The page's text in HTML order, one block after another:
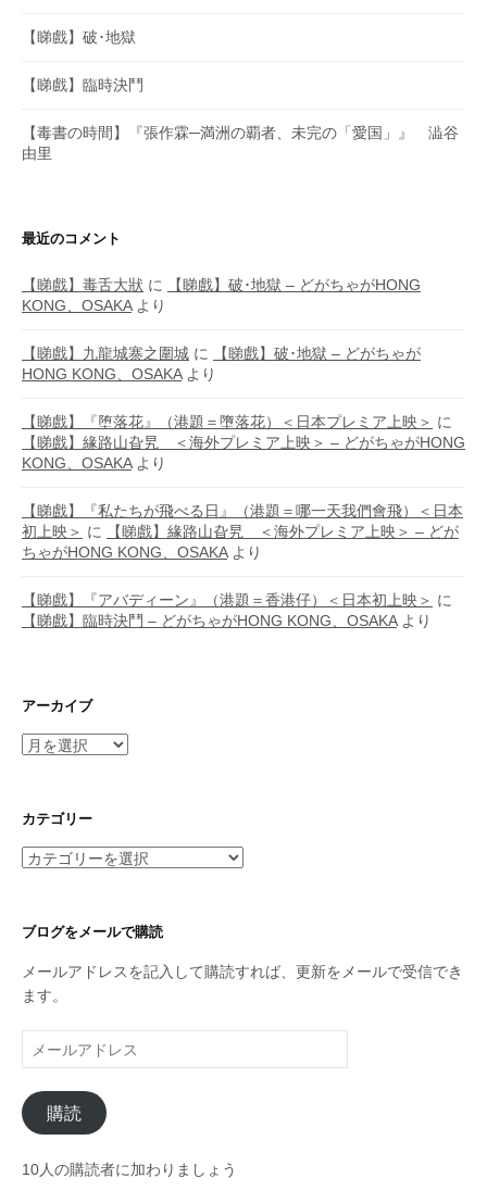
【睇戲】破･地獄
【睇戲】臨時決鬥
【毒書の時間】『張作霖─満洲の覇者、未完の「愛国」』 澁谷
由里
最近のコメント
【睇戲】毒舌大狀 に
【睇戲】破･地獄 – どがちゃがHONG
KONG、OSAKAより
【睇戲】九龍城寨之圍城 に
【睇戲】破･地獄 – どがちゃが
HONG KONG、OSAKAより
【睇戲】『堕落花』（港題＝墮落花）＜日本プレミア上映＞ に
【睇戲】緣路山旮旯 ＜海外プレミア上映＞ – どがちゃがHONG
KONG、OSAKAより
【睇戲】『私たちが飛べる日』（港題＝哪一天我們會飛）＜日本
初上映＞ に
【睇戲】緣路山旮旯 ＜海外プレミア上映＞ – どが
ちゃがHONG KONG、OSAKAより
【睇戲】『アバディーン』（港題＝香港仔）＜日本初上映＞ に
【睇戲】臨時決鬥 – どがちゃがHONG KONG、OSAKAより
アーカイブ
ア
イ
カテゴリー
カ
リ
ブログをメールで購読
メールアドレスを記入して購読すれば、更新をメールで受信でき
ます。
ー
ル
ア
ド
レ
購読
10人の購読者に加わりましょう